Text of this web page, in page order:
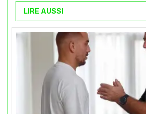
LIRE AUSSI